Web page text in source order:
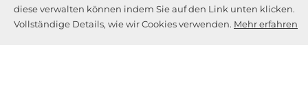
diese verwalten können indem Sie auf den Link unten klicken.
Vollständige Details, wie wir Cookies verwenden. Mehr erfahren